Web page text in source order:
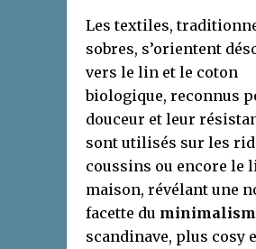
Les textiles,
sobres, s’orientent
vers le lin et le coton
biologique, reconnus
douceur et leur
sont utilisés sur les
coussins ou encore le
maison, révélant une
facette du
scandinave, plus cosy